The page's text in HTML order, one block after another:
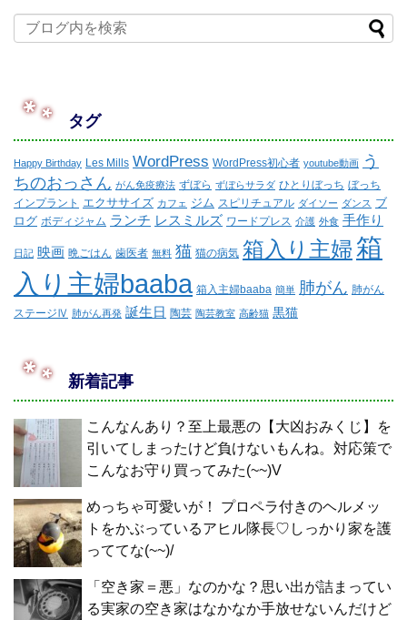
タグ
Happy Birthday Les Mills WordPress WordPress初心者 youtube動画 う
ちのおっさん がん免疫療法 ずぼら ずぼらサラダ ひとりぼっち ぼっち
インプラント エクササイズ カフェ ジム スピリチュアル ダイソー ダンス ブ
ログ ボディジャム ランチ レスミルズ ワードプレス 介護 外食 手作り
日記 映画 晩ごはん 歯医者 無料 猫 猫の病気 箱入り主婦箱
入り主婦baaba 箱入主婦baaba 簡単 肺がん 肺がん
ステージⅣ 肺がん再発 誕生日 陶芸 陶芸教室 高齢猫 黒猫
新着記事
こんなんあり？至上最悪の【大凶おみくじ】を
引いてしまったけど負けないもんね。対応策で
こんなお守り買ってみた(~~)V
めっちゃ可愛いが！ プロペラ付きのヘルメッ
トをかぶっているアヒル隊長♡しっかり家を護
っててな(~~)/
「空き家＝悪」なのかな？思い出が詰まってい
る実家の空き家はなかなか手放せないんだけど